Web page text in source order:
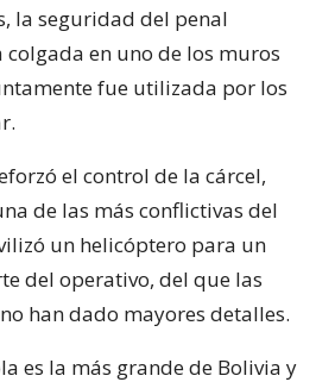
la seguridad del penal
en uno de los muros
fue utilizada por los
el control de la cárcel,
de las más conflictivas del
un helicóptero para un
del operativo, del que las
han dado mayores detalles.
es la más grande de Bolivia y